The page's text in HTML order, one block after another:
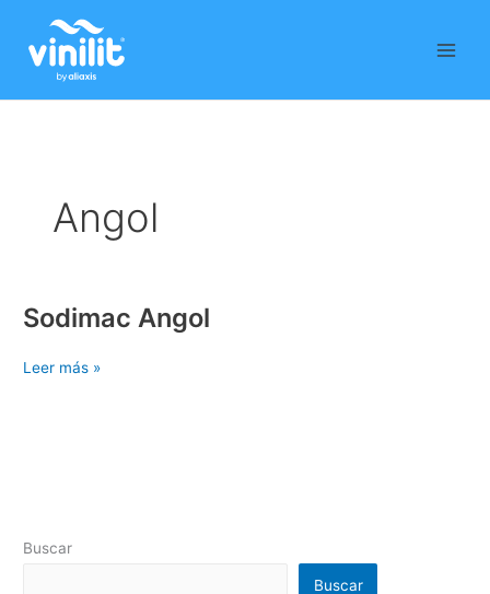
contenido
Angol
Sodimac Angol
Sodimac
Leer más »
Buscar
Buscar